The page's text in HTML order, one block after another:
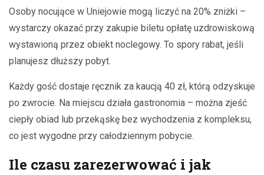
Osoby nocujące w Uniejowie mogą liczyć na 20% zniżki –
wystarczy okazać przy zakupie biletu opłatę uzdrowiskową
wystawioną przez obiekt noclegowy. To spory rabat, jeśli
planujesz dłuższy pobyt.
Każdy gość dostaje ręcznik za kaucją 40 zł, którą odzyskuje
po zwrocie. Na miejscu działa gastronomia – można zjeść
ciepły obiad lub przekąskę bez wychodzenia z kompleksu,
co jest wygodne przy całodziennym pobycie.
Ile czasu zarezerwować i jak